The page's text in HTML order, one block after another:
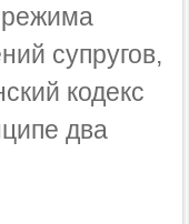
режима
супругов,
кодекс
два